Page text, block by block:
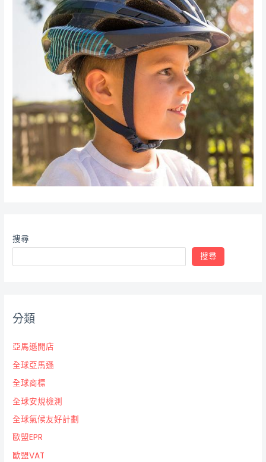
搜尋
搜尋
分類
亞馬遜開店
全球亞馬遜
全球商標
全球安規檢測
全球氣候友好計劃
歐盟EPR
歐盟VAT